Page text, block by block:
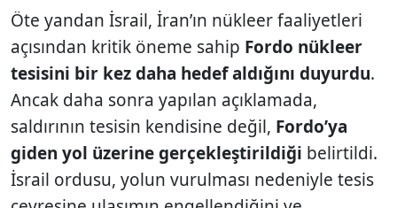
Öte yandan İsrail, İran’ın nükleer faaliyetleri
açısından kritik öneme sahip Fordo nükleer
tesisini bir kez daha hedef aldığını duyurdu.
Ancak daha sonra yapılan açıklamada,
saldırının tesisin kendisine değil, Fordo’ya
giden yol üzerine gerçekleştirildiği belirtildi.
İsrail ordusu, yolun vurulması nedeniyle tesis